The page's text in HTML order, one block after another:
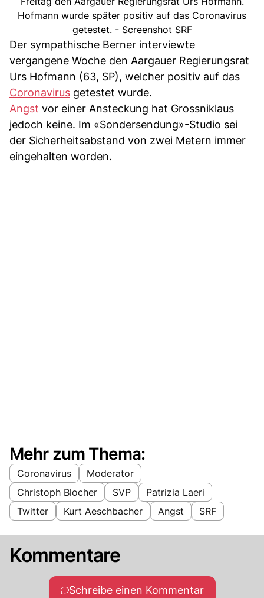
Hofmann wurde später positiv auf das Coronavirus
getestet. - Screenshot SRF
Der sympathische Berner interviewte
vergangene Woche den Aargauer Regierungsrat
Urs Hofmann (63, SP), welcher positiv auf das
Coronavirus getestet wurde.
Angst vor einer Ansteckung hat Grossniklaus
jedoch keine. Im «Sondersendung»-Studio sei
der Sicherheitsabstand von zwei Metern immer
eingehalten worden.
Mehr zum Thema:
Coronavirus
Moderator
Christoph Blocher
SVP
Patrizia Laeri
Twitter
Kurt Aeschbacher Angst SRF
Kommentare
Schreibe einen Kommentar